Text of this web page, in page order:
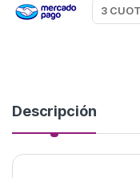
Descripción